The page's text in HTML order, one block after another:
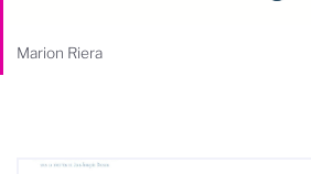
Marion Riera